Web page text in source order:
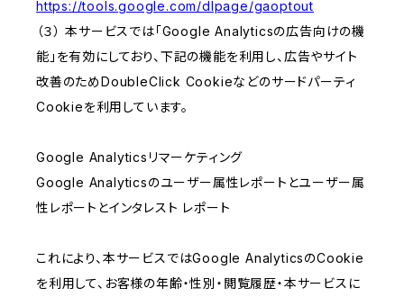
https://tools.google.com/dlpage/gaoptout
（３） 本サービスでは「Google Analyticsの広告向けの機
能」を有効にしており、下記の機能を利用し、広告やサイト
改善のためDoubleClick Cookieなどのサードパーティ
Cookieを利用しています。
Google Analyticsリマーケティング
Google Analyticsのユーザー属性レポートとユーザー属
性レポートとインタレスト レポート
これにより、本サービスではGoogle AnalyticsのCookie
を利用して、お客様の年齢・性別・閲覧履歴・本サービスに